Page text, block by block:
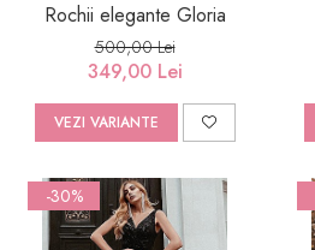
Rochii elegante Gloria
500,00 Lei
349,00 Lei
VEZI VARIANTE
-30%